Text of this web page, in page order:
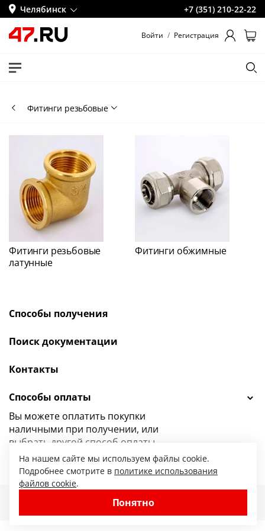
Челябинск +7 (351) 210-22-22
Войти / Регистрация
Фитинги резьбовые
Фитинги резьбовые
латунные
Фитинги обжимные
Способы получения
Поиск документации
Контакты
Способы оплаты
Вы можете оплатить покупки
наличными при получении, или
выбрать другой способ оплаты.
На нашем сайте мы используем файлы cookie.
Подробнее смотрите в политике использования
файлов cookie.
Понятно
47.ru — интернет-магазин сантехники от
© 2010-2026. Все права защищены.